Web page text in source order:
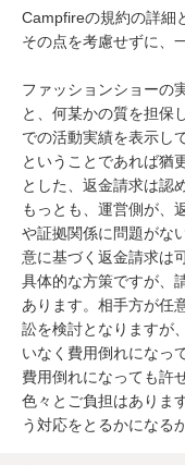
Campfireの規約の詳細
その点を考慮せずに、
ファッションショーの
と、何某かの質を担保
での活動実績を表示し
ということであれば猶
とした、返金請求は認
もっとも、運営側が、
や証拠関係に問題がな
意に基づく返金請求は
具体的な方策ですが、
あります。相手方が任
訟を検討となりますが
いなく費用倒れになっ
費用倒れになっても許
色々とご負担はありま
う対応をとるかになる